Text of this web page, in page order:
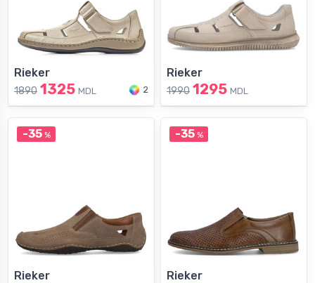
Rieker
1890 1325 MDL 2
Rieker
1990 1295 MDL
-35%
Rieker
-35%
Rieker